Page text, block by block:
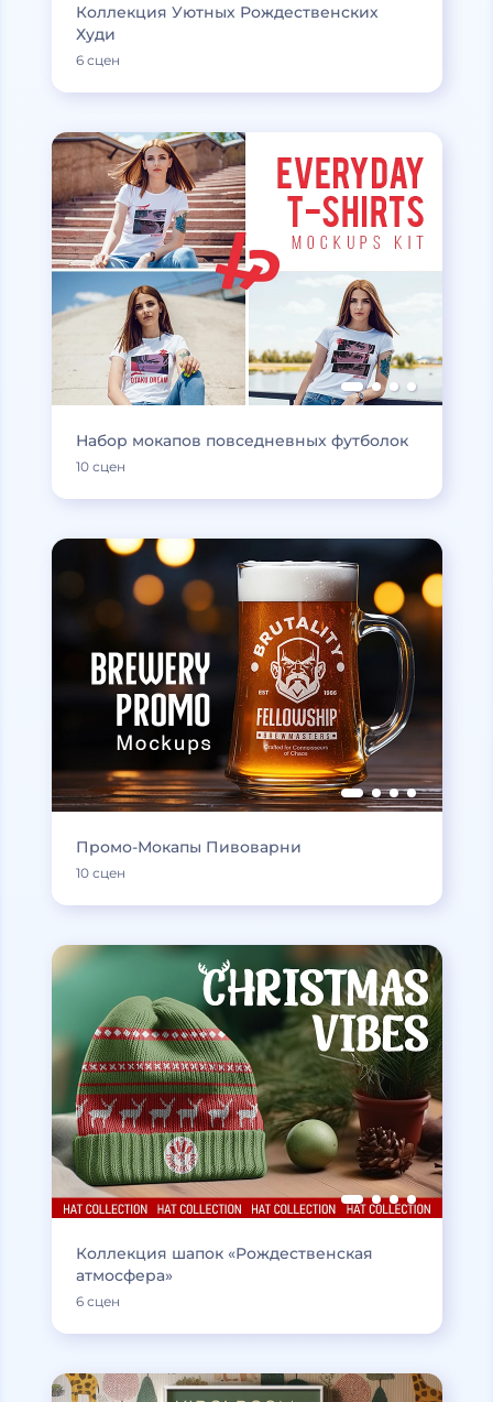
Коллекция Уютных Рождественских
Худи
6 сцен
Набор мокапов повседневных футболок
10 сцен
Промо-Мокапы Пивоварни
10 сцен
Коллекция шапок «Рождественская
атмосфера»
6 сцен